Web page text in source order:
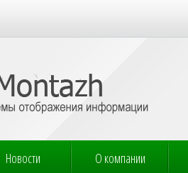
Новости О компании